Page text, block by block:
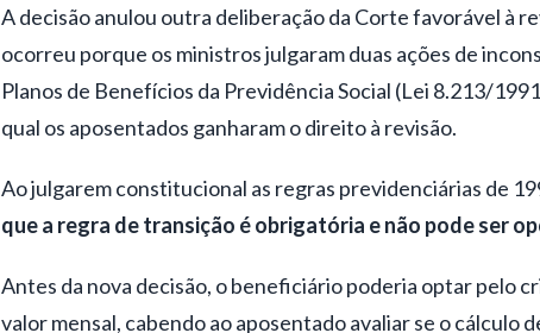
A decisão anulou outra deliberação da Corte favorável à
ocorreu porque os ministros julgaram duas ações de
Planos de Benefícios da Previdência Social (Lei 8.213/
qual os aposentados ganharam o direito à revisão.
Ao julgarem constitucional as regras previdenciárias de
que a regra de transição é obrigatória e não pode ser
Antes da nova decisão, o beneficiário poderia optar pelo
valor mensal, cabendo ao aposentado avaliar se o cálculo